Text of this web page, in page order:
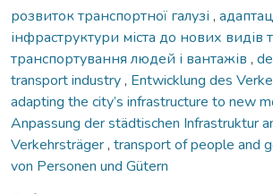
розвиток транспортної галузі ,
інфраструктури міста до нових видів
транспортування людей і вантажів ,
transport industry, Entwicklung des
adapting the city’s infrastructure to new
Anpassung der städtischen Infrastruktur
Verkehrsträger, transport of people and
von Personen und Gütern